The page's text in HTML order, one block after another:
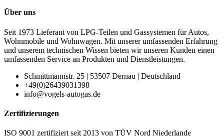
Über uns
Seit 1973 Lieferant von LPG-Teilen und Gassystemen für Autos,
Wohnmobile und Wohnwagen. Mit unserer umfassenden Erfahrung
und unserem technischen Wissen bieten wir unseren Kunden einen
umfassenden Service an Produkten und Dienstleistungen.
Schmittmannstr. 25 | 53507 Dernau | Deutschland
+49(0)26439031398
info@vogels-autogas.de
Zertifizierungen
ISO 9001 zertifiziert seit 2013 von TÜV Nord Niederlande